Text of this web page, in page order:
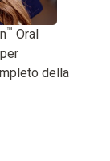
™ Oral
della